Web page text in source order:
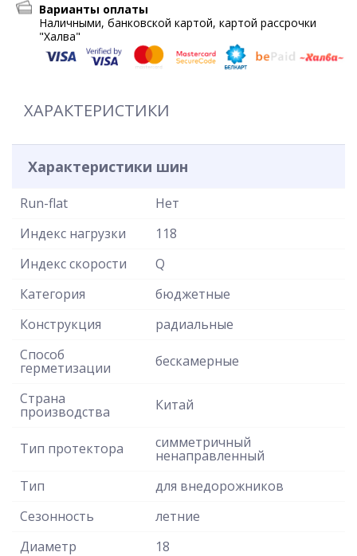
Варианты оплаты
Наличными, банковской картой, картой рассрочки
"Халва"
ХАРАКТЕРИСТИКИ
Характеристики шин
Run-flat
Нет
Индекс нагрузки
118
Индекс скорости
Q
Категория
бюджетные
Конструкция
радиальные
Способ
герметизации бескамерные
Страна
производства Китай
Тип протектора симметричный
ненаправленный
Тип
для внедорожников
Сезонность
летние
Диаметр
18